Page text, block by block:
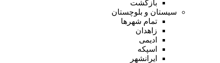
بازگشت
سیستان و بلوچستان
تمام شهر‌ها
زاهدان
ادیمی
اسپکه
ایرانشهر